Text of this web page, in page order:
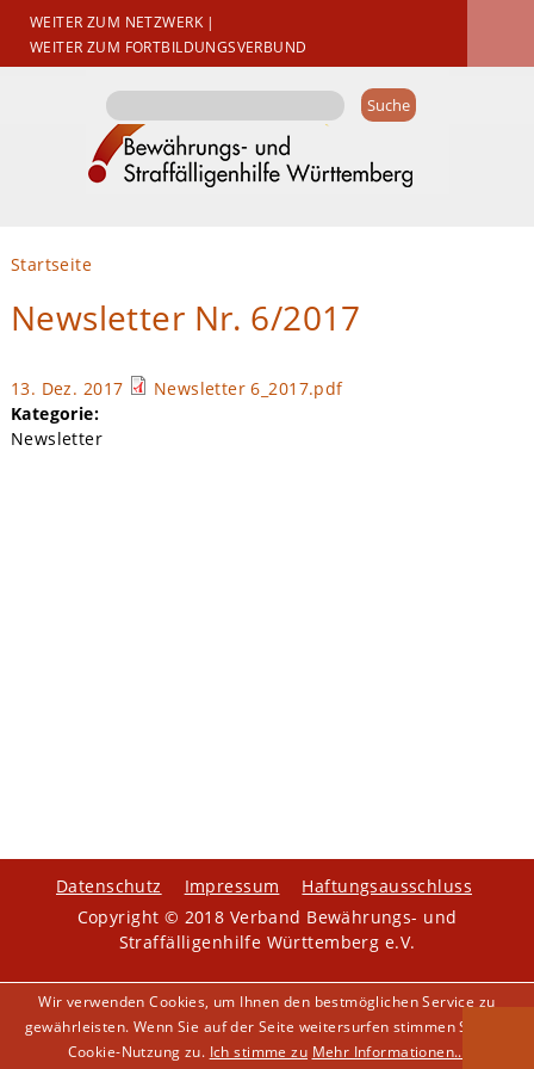
WEITER ZUM NETZWERK|
WEITER ZUM FORTBILDUNGSVERBUND
Suchformular
Suche
Sie sind hier
Startseite
Newsletter Nr. 6/2017
13. Dez. 2017
Newsletter 6_2017.pdf
Kategorie:
Newsletter
Datenschutz Impressum
Haftungsausschluss
Copyright © 2018 Verband Bewährungs- und
Straffälligenhilfe Württemberg e.V.
Wir verwenden Cookies, um Ihnen den bestmöglichen Service zu
gewährleisten. Wenn Sie auf der Seite weitersurfen stimmen Sie der
Cookie-Nutzung zu. Ich stimme zu Mehr Informationen...